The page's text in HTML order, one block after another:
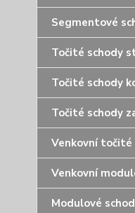
Segmentové
Točité schody
Točité schody
Točité schody
Venkovní točité
Venkovní
Modulové